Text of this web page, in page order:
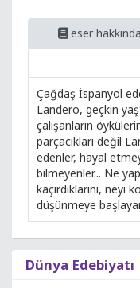
eser hakkında
Çağdaş İspanyol
Landero, geçkin
çalışanların
parçacıkları değil
edenler, hayal
bilmeyenler... Ne
kaçırdıklarını, neyi
düşünmeye
Dünya Edebiyatı